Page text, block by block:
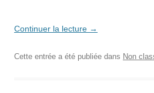
Continuer la lecture →
Cette entrée a été publiée dans Non